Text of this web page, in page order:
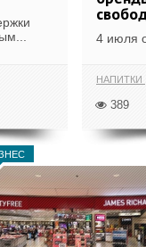
4 июля
НАПИТКИ
389